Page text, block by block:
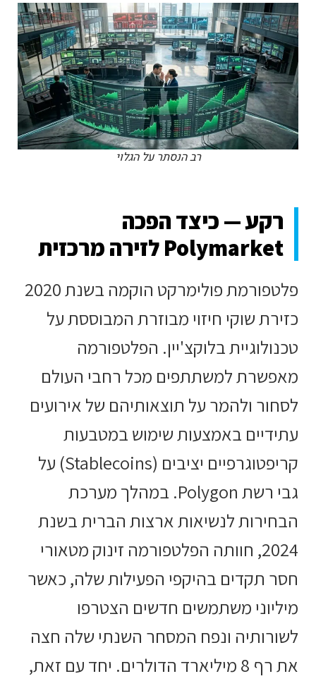
רב הנסתר על הגלוי
רקע — כיצד הפכה
Polymarket לזירה מרכזית
פלטפורמת פולימרקט הוקמה בשנת 2020
כזירת שוקי חיזוי מבוזרת המבוססת על
טכנולוגיית בלוקצ'יין. הפלטפורמה
מאפשרת למשתתפים מכל רחבי העולם
לסחור ולהמר על תוצאותיהם של אירועים
עתידיים באמצעות שימוש במטבעות
קריפטוגרפיים יציבים (Stablecoins) על
גבי רשת Polygon. במהלך מערכת
הבחירות לנשיאות ארצות הברית בשנת
2024, חוותה הפלטפורמה זינוק מטאורי
חסר תקדים בהיקפי הפעילות שלה, כאשר
מיליוני משתמשים חדשים הצטרפו
לשורותיה ונפח המסחר השנתי שלה חצה
את רף 8 מיליארד הדולרים. יחד עם זאת,